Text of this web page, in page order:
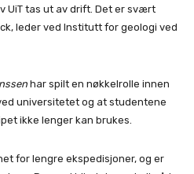
UiT tas ut av drift. Det er svært
leder ved Institutt for geologi ved
har spilt en nøkkelrolle innen
universitetet og at studentene
ikke lenger kan brukes.
for lengre ekspedisjoner, og er